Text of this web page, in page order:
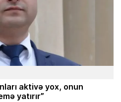
aktivə yox, onun
yatırır”